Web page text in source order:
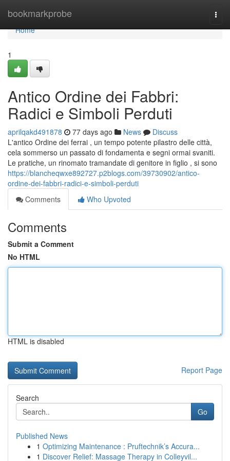
bookmarkprobe
Home
Home
1
Antico Ordine dei Fabbri:
Radici e Simboli Perduti
aprilqakd491878 77 days ago News
Discuss
L'antico Ordine dei ferrai , un tempo potente pilastro delle città,
cela sommerso un passato di fondamenta e segni ormai svaniti.
Le pratiche, un rinomato tramandate di genitore in figlio , si sono
https://blancheqwxe892727.p2blogs.com/39730902/antico-
ordine-dei-fabbri-radici-e-simboli-perduti
Comments
Who Upvoted
Comments
Submit a Comment
No HTML
HTML is disabled
Report Page
Search
Go
Published News
1 Optimizing Maintenance : Pruftechnik’s Accura...
1 Discover Relief: Massage Therapy in Colleyvil...